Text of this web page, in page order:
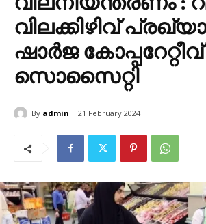
വിലക്കിഴിവ്
ഷാര്‍ജ കോപ്പറേറ്റീവ്
സൊസൈറ്റി
By admin 21 February 2024